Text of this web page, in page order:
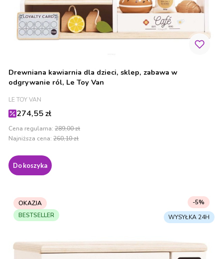
Drewniana kawiarnia dla dzieci, sklep, zabawa w
odgrywanie ról, Le Toy Van
PRODUCENT
LE TOY VAN
Cena promocyjna
274,55 zł
Cena regularna: 289,00 zł
Najniższa cena: 260,10 zł
Do koszyka
OKAZJA
BESTSELLER
-5%